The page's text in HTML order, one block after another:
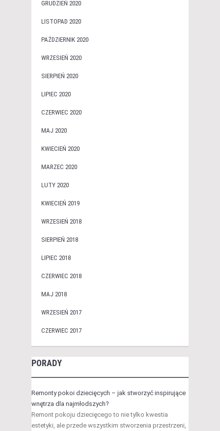
GRUDZIEŃ 2020
LISTOPAD 2020
PAŹDZIERNIK 2020
WRZESIEŃ 2020
SIERPIEŃ 2020
LIPIEC 2020
CZERWIEC 2020
MAJ 2020
KWIECIEŃ 2020
MARZEC 2020
LUTY 2020
KWIECIEŃ 2019
WRZESIEŃ 2018
SIERPIEŃ 2018
LIPIEC 2018
CZERWIEC 2018
MAJ 2018
WRZESIEŃ 2017
CZERWIEC 2017
PORADY
Remonty pokoi dziecięcych – jak stworzyć inspirujące
wnętrza dla najmłodszych?
Remont pokoju dziecięcego to nie tylko kwestia
estetyki, ale przede wszystkim stworzenia przestrzeni,